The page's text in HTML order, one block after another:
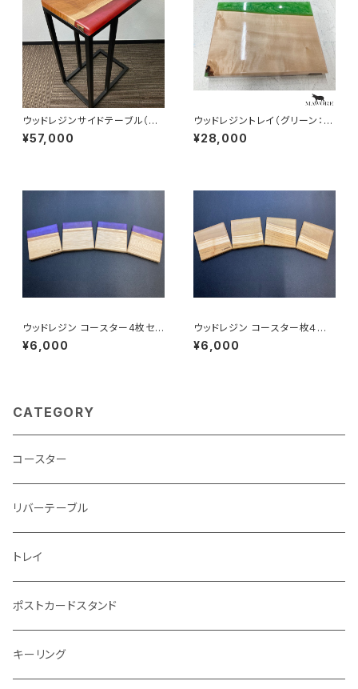
ウッドレジンサイドテーブル（レ
ッド：ケヤキ）mawore-t003
¥57,000
ウッドレジントレイ（グリーン：ト
チ）mawore-r009
¥28,000
ウッドレジン コースター4枚セッ
ト（パープル：栗の木）mawore-
c0048
¥6,000
ウッドレジン コースター枚４セッ
ト（ゴールド：桑）mawore-c00
44
¥6,000
CATEGORY
コースター
リバーテーブル
トレイ
ポストカードスタンド
キーリング